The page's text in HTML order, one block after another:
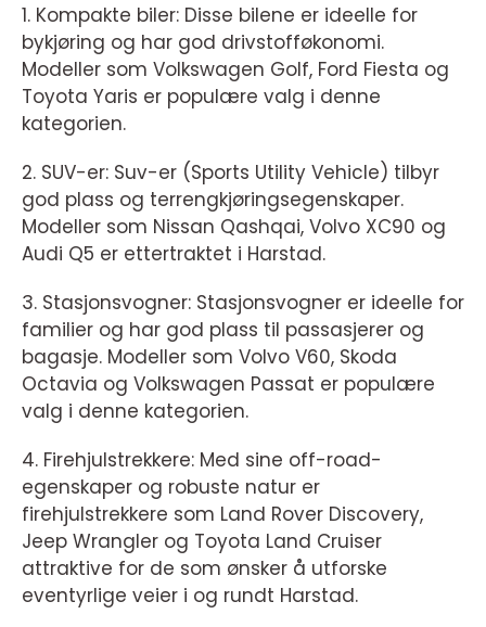
1. Kompakte biler: Disse bilene er ideelle for
bykjøring og har god drivstofføkonomi.
Modeller som Volkswagen Golf, Ford Fiesta og
Toyota Yaris er populære valg i denne
kategorien.
2. SUV-er: Suv-er (Sports Utility Vehicle) tilbyr
god plass og terrengkjøringsegenskaper.
Modeller som Nissan Qashqai, Volvo XC90 og
Audi Q5 er ettertraktet i Harstad.
3. Stasjonsvogner: Stasjonsvogner er ideelle for
familier og har god plass til passasjerer og
bagasje. Modeller som Volvo V60, Skoda
Octavia og Volkswagen Passat er populære
valg i denne kategorien.
4. Firehjulstrekkere: Med sine off-road-
egenskaper og robuste natur er
firehjulstrekkere som Land Rover Discovery,
Jeep Wrangler og Toyota Land Cruiser
attraktive for de som ønsker å utforske
eventyrlige veier i og rundt Harstad.